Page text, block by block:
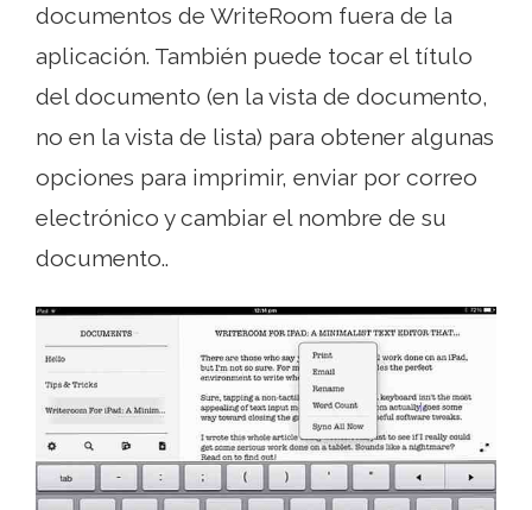
documentos de WriteRoom fuera de la
aplicación. También puede tocar el título
del documento (en la vista de documento,
no en la vista de lista) para obtener algunas
opciones para imprimir, enviar por correo
electrónico y cambiar el nombre de su
documento..